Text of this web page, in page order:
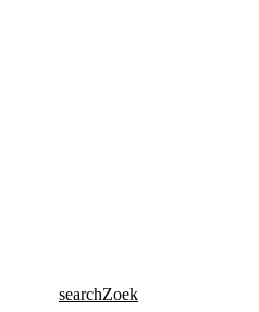
searchZoek